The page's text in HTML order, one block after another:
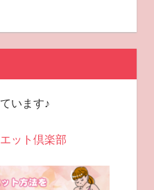
います♪
ット倶楽部